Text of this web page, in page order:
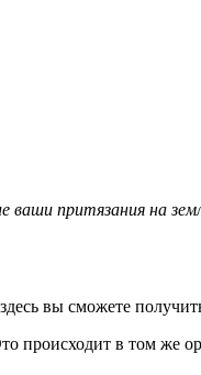
ваши притязания на
вы сможете
происходит в том же